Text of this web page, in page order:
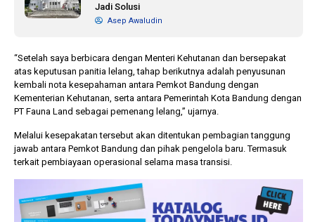
Jadi Solusi
Asep Awaludin
“Setelah saya berbicara dengan Menteri Kehutanan dan bersepakat
atas keputusan panitia lelang, tahap berikutnya adalah penyusunan
kembali nota kesepahaman antara Pemkot Bandung dengan
Kementerian Kehutanan, serta antara Pemerintah Kota Bandung dengan
PT Fauna Land sebagai pemenang lelang,” ujarnya.
Melalui kesepakatan tersebut akan ditentukan pembagian tanggung
jawab antara Pemkot Bandung dan pihak pengelola baru. Termasuk
terkait pembiayaan operasional selama masa transisi.